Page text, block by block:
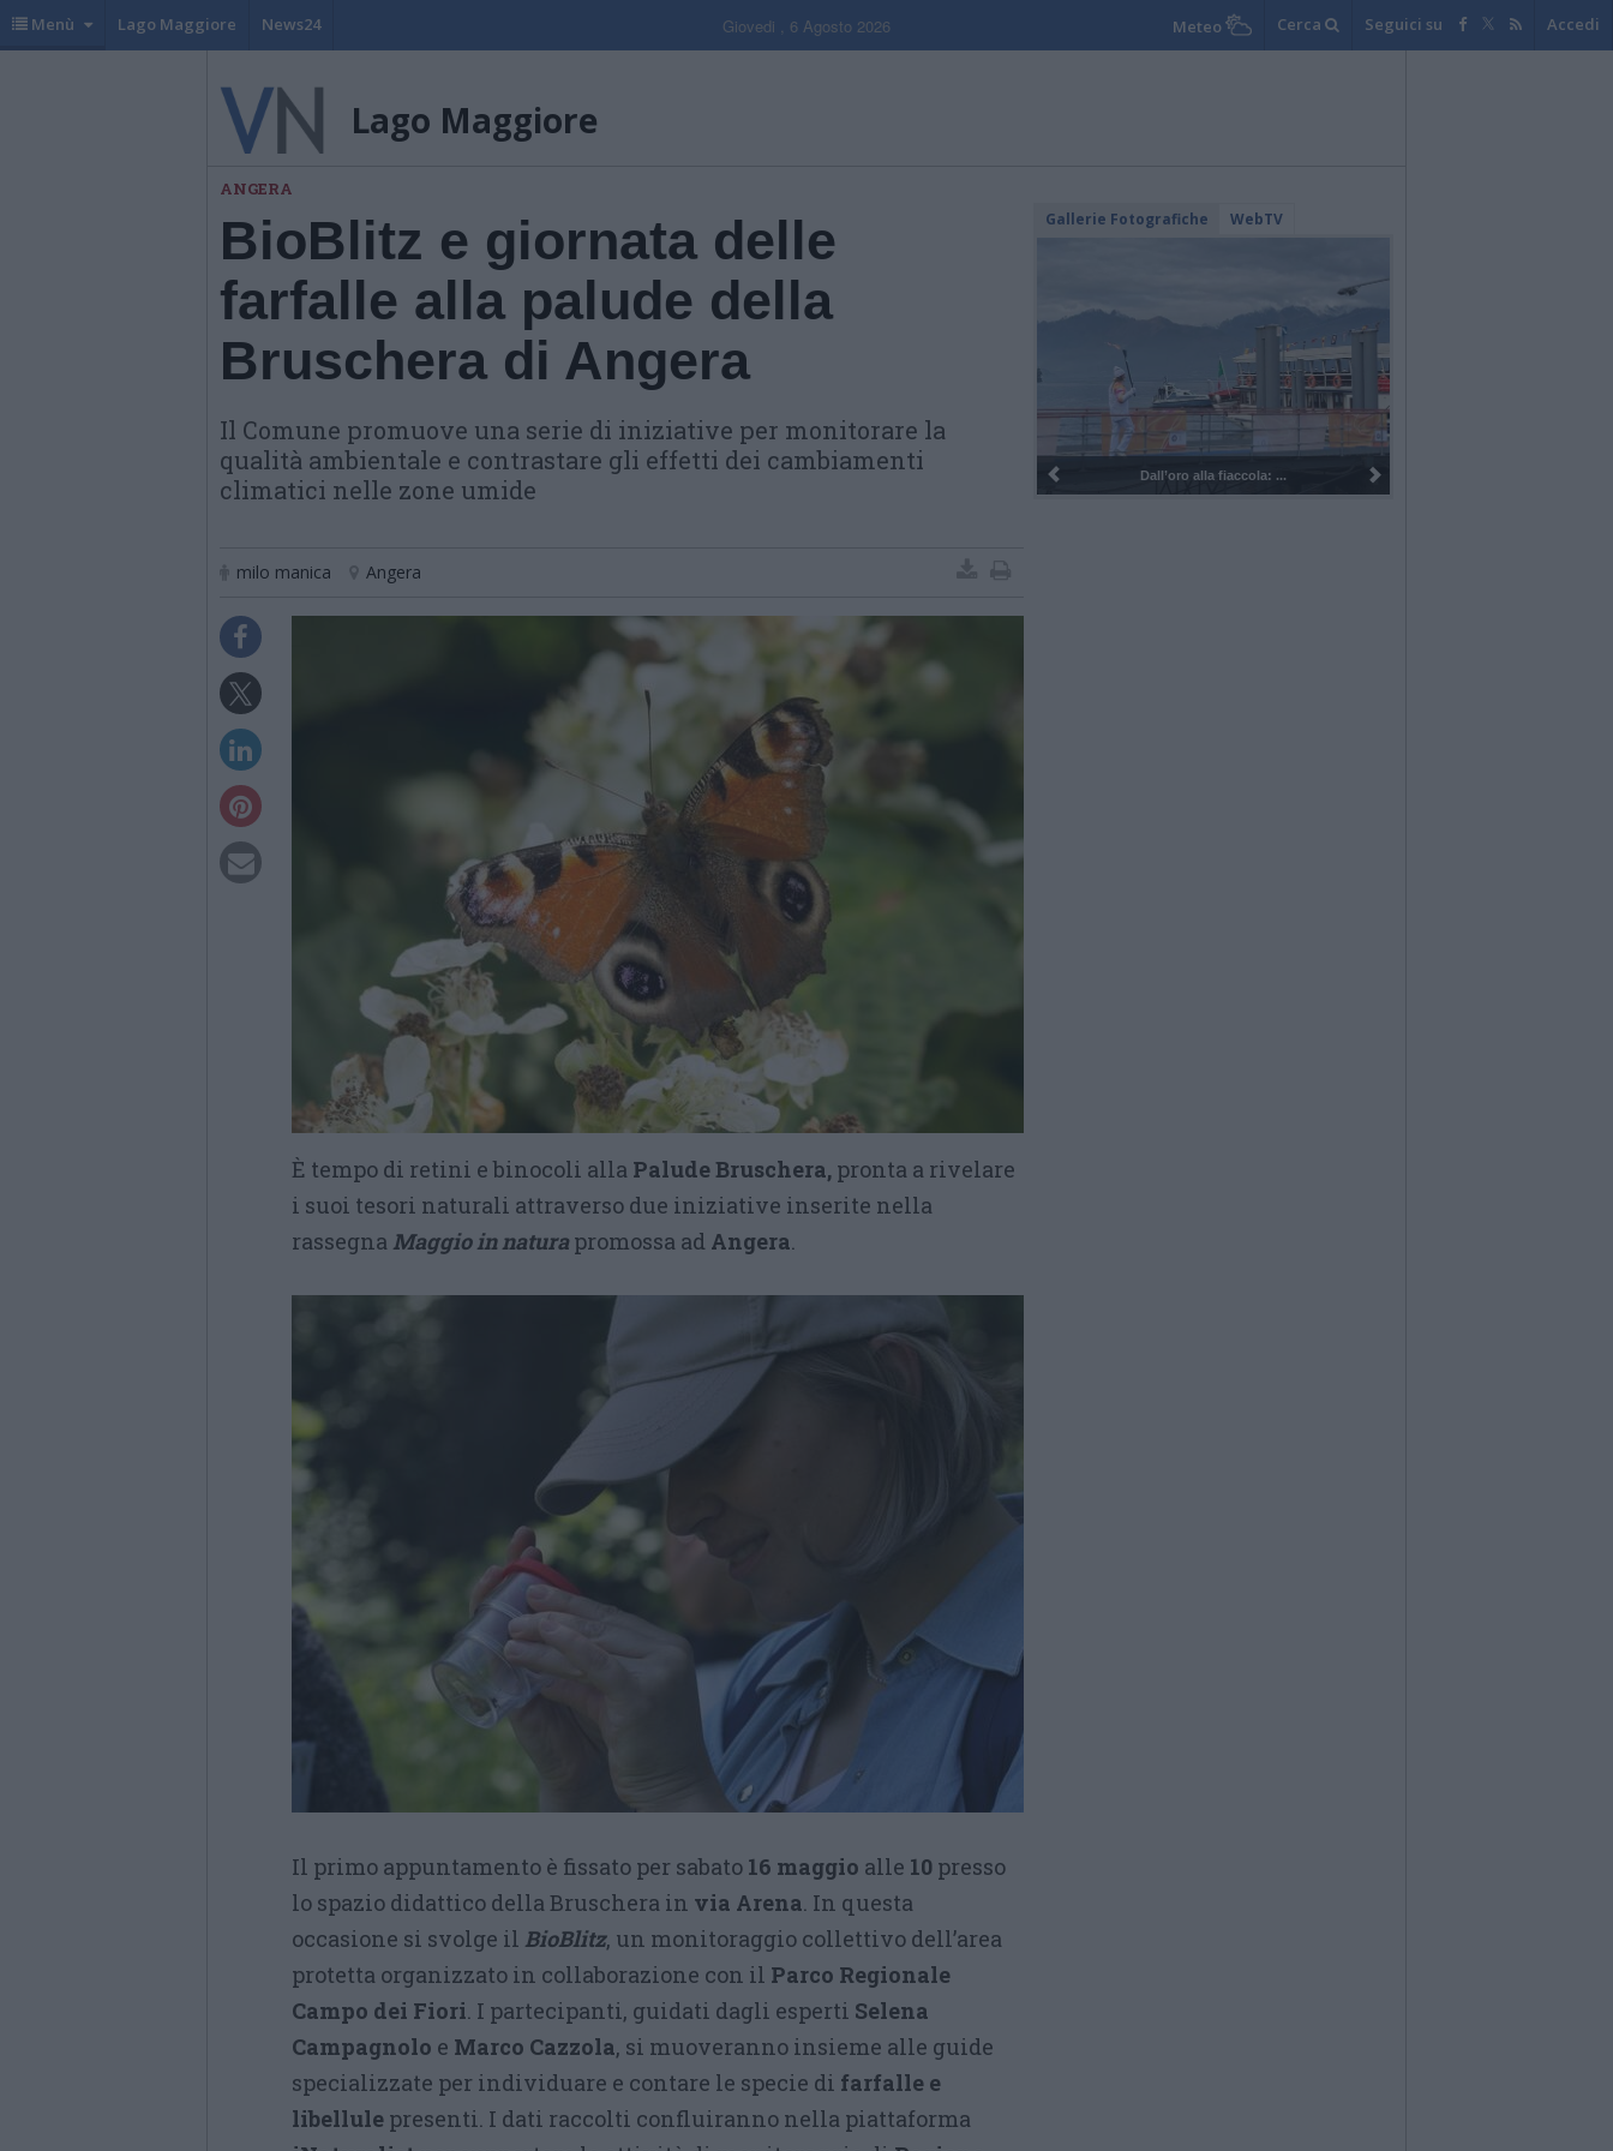
Menù Lago Maggiore News24 Giovedi , 6 Agosto 2026 Meteo Cerca Seguici su Accedi
Lago Maggiore
ANGERA
BioBlitz e giornata delle
farfalle alla palude della
Bruschera di Angera
Il Comune promuove una serie di iniziative per monitorare la
qualità ambientale e contrastare gli effetti dei cambiamenti
climatici nelle zone umide
milo manica Angera
È tempo di retini e binocoli alla Palude Bruschera, pronta a rivelare
i suoi tesori naturali attraverso due iniziative inserite nella
rassegna Maggio in natura promossa ad Angera.
Il primo appuntamento è fissato per sabato 16 maggio alle 10 presso
lo spazio didattico della Bruschera in via Arena. In questa
occasione si svolge il BioBlitz, un monitoraggio collettivo dell’area
protetta organizzato in collaborazione con il Parco Regionale
Campo dei Fiori. I partecipanti, guidati dagli esperti Selena
Campagnolo e Marco Cazzola, si muoveranno insieme alle guide
specializzate per individuare e contare le specie di farfalle e
libellule presenti. I dati raccolti confluiranno nella piattaforma
Gallerie Fotografiche WebTV
I 100 anni del Corpo Musicale di